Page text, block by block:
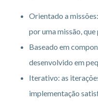
Orientado a
por uma missão,
Baseado em
desenvolvido em
Iterativo: as
implementação